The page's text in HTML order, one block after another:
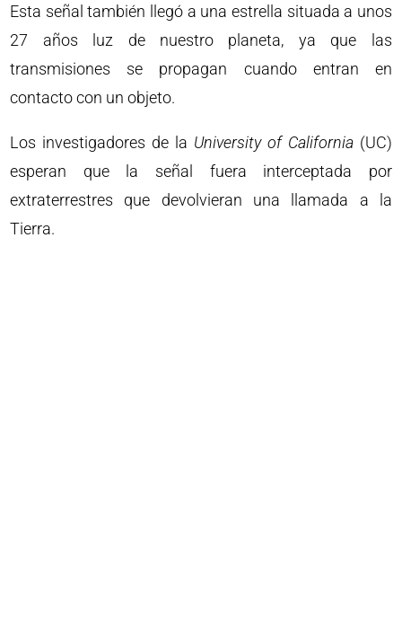
Esta señal también llegó a una estrella situada a unos
27 años luz de nuestro planeta, ya que las
transmisiones se propagan cuando entran en
contacto con un objeto.
Los investigadores de la University of California(UC)
esperan que la señal fuera interceptada por
extraterrestres que devolvieran una llamada a la
Tierra.